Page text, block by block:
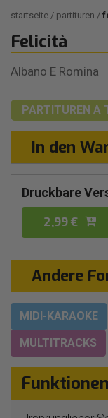
startseite partituren
Felicità
Albano E Romina
PARTITUREN A
In den
Druckbare
2,99 €
Andere
MIDI-KARAOKE
MULTITRACKS
Funktionen